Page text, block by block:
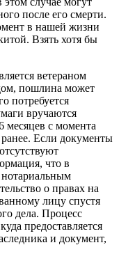
после его смерти.
в нашей жизни
Взять хотя бы
ветераном
пошлина может
потребуется
вручаются
месяцев с момента
Если документы
что в
нотариальным
о правах на
лицу спустя
дела. Процесс
предоставляется
и документ,